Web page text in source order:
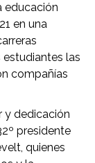
educación
en una
las
compañías
y dedicación
presidente
quienes